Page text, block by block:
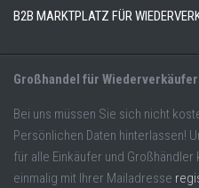
B2B MARKTPLATZ FÜR
Großhandel für
Bei uns müssen Sie sich nicht
Persönlichen Daten hinterlassen!
für alle Einkäufer und
einmalig mit Ihrer Mailadresse